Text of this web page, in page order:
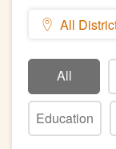
All
Education